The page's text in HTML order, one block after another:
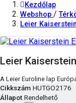
Kezdőlap
Webshop /
Leier
Leier
A Leier Euroline lap
Cikkszám HUTGO2176
Állapot Rendelhető